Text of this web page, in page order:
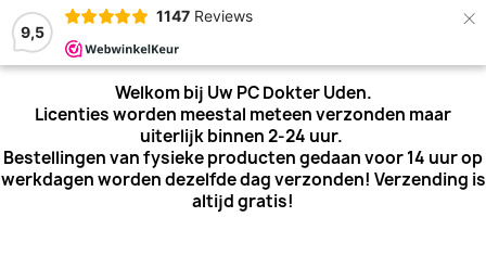
9,5
1147 Reviews ×
Welkom bij Uw PC Dokter Uden.
Licenties worden meestal meteen verzonden maar
uiterlijkbinnen 2-24 uur.
Bestellingen van fysieke producten gedaan voor 14 uur op
werkdagen worden dezelfde dag verzonden! Verzending is
altijd gratis!